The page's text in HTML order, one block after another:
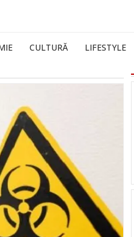
CULTURĂ LIFESTYLE